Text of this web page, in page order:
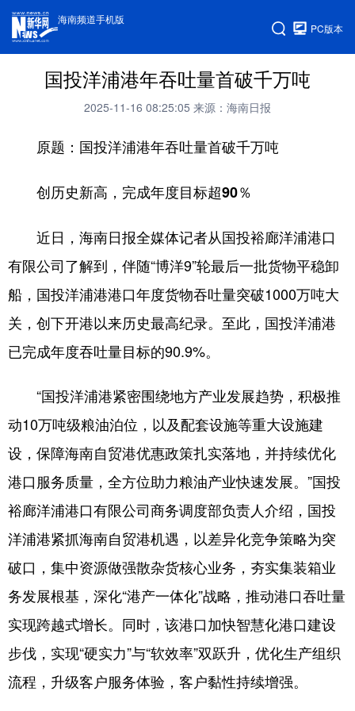
海南频道手机版
PC版本
国投洋浦港年吞吐量首破千万吨
2025-11-16 08:25:05 来源：海南日报
原题：国投洋浦港年吞吐量首破千万吨
创历史新高，完成年度目标超90％
近日，海南日报全媒体记者从国投裕廊洋浦港口
有限公司了解到，伴随“博洋9”轮最后一批货物平稳卸
船，国投洋浦港港口年度货物吞吐量突破1000万吨大
关，创下开港以来历史最高纪录。至此，国投洋浦港
已完成年度吞吐量目标的90.9%。
“国投洋浦港紧密围绕地方产业发展趋势，积极推
动10万吨级粮油泊位，以及配套设施等重大设施建
设，保障海南自贸港优惠政策扎实落地，并持续优化
港口服务质量，全方位助力粮油产业快速发展。”国投
裕廊洋浦港口有限公司商务调度部负责人介绍，国投
洋浦港紧抓海南自贸港机遇，以差异化竞争策略为突
破口，集中资源做强散杂货核心业务，夯实集装箱业
务发展根基，深化“港产一体化”战略，推动港口吞吐量
实现跨越式增长。同时，该港口加快智慧化港口建设
步伐，实现“硬实力”与“软效率”双跃升，优化生产组织
流程，升级客户服务体验，客户黏性持续增强。